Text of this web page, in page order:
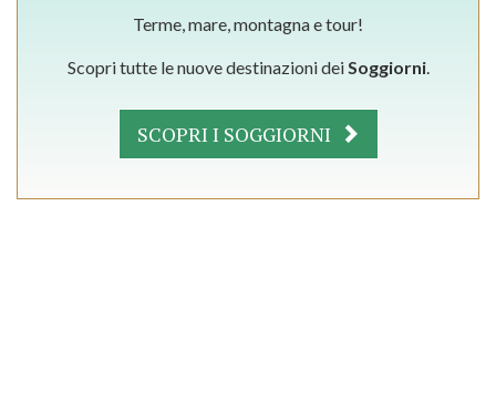
Terme, mare, montagna e tour!
Scopri tutte le nuove destinazioni deiSoggiorni.
SCOPRI I SOGGIORNI